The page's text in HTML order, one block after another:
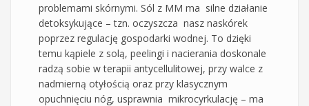
problemami skórnymi. Sól z MM ma silne działanie
detoksykujące – tzn. oczyszcza nasz naskórek
poprzez regulację gospodarki wodnej. To dzięki
temu kąpiele z solą, peelingi i nacierania doskonale
radzą sobie w terapii antycellulitowej, przy walce z
nadmierną otyłością oraz przy klasycznym
opuchnięciu nóg, usprawnia mikrocyrkulację – ma